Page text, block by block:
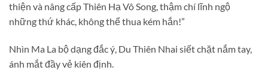
thiện và nâng cấp Thiên Hạ Vô Song, thậm chí lĩnh ngộ
những thứ khác, không thể thua kém hắn!”
Nhìn Ma La bộ dạng đắc ý, Du Thiên Nhai siết chặt nắm tay,
ánh mắt đầy vẻ kiên định.